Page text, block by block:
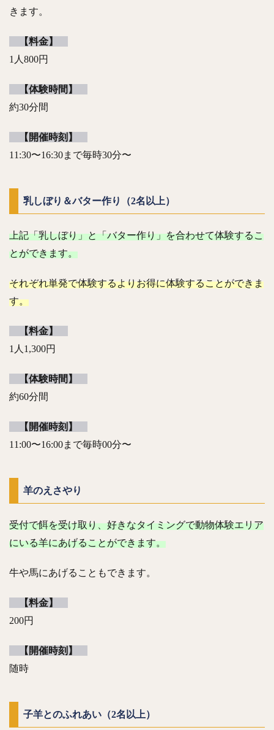
きます。
【料金】
1人800円
【体験時間】
約30分間
【開催時刻】
11:30〜16:30まで毎時30分〜
乳しぼり＆バター作り（2名以上）
上記「乳しぼり」と「バター作り」を合わせて体験するこ
とができます。
それぞれ単発で体験するよりお得に体験することができま
す。
【料金】
1人1,300円
【体験時間】
約60分間
【開催時刻】
11:00〜16:00まで毎時00分〜
羊のえさやり
受付で餌を受け取り、好きなタイミングで動物体験エリア
にいる羊にあげることができます。
牛や馬にあげることもできます。
【料金】
200円
【開催時刻】
随時
子羊とのふれあい（2名以上）